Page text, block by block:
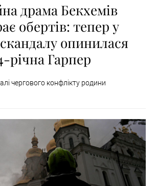
драма Бекхемів
обертів: тепер у
опинилася
річна Гарпер
чергового конфлікту родини